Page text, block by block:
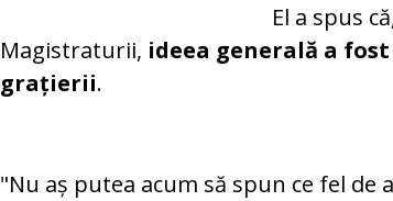
El a spus
Magistraturii, ideea generală a
grațierii.
"Nu aș putea acum să spun ce fel de